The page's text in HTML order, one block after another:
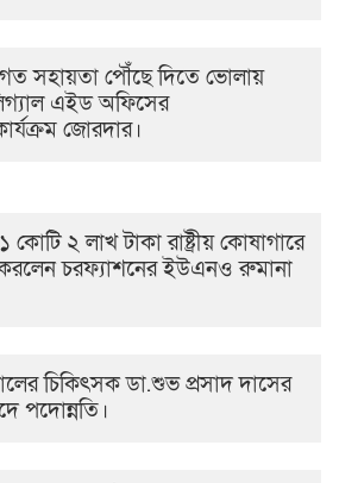
সহায়তা পৌঁছে দিতে ভোলায়
এইড অফিসের
জোরদার।
২ লাখ টাকা রাষ্ট্রীয় কোষাগারে
করলেন চরফ্যাশনের ইউএনও রুমানা
চিকিৎসক ডা.শুভ প্রসাদ দাসের
পদোন্নতি।